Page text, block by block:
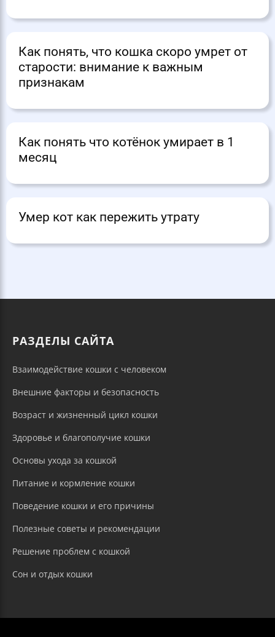
Как понять, что кошка скоро умрет от
старости: внимание к важным
признакам
Как понять что котёнок умирает в 1
месяц
Умер кот как пережить утрату
РАЗДЕЛЫ САЙТА
Взаимодействие кошки с человеком
Внешние факторы и безопасность
Возраст и жизненный цикл кошки
Здоровье и благополучие кошки
Основы ухода за кошкой
Питание и кормление кошки
Поведение кошки и его причины
Полезные советы и рекомендации
Решение проблем с кошкой
Сон и отдых кошки